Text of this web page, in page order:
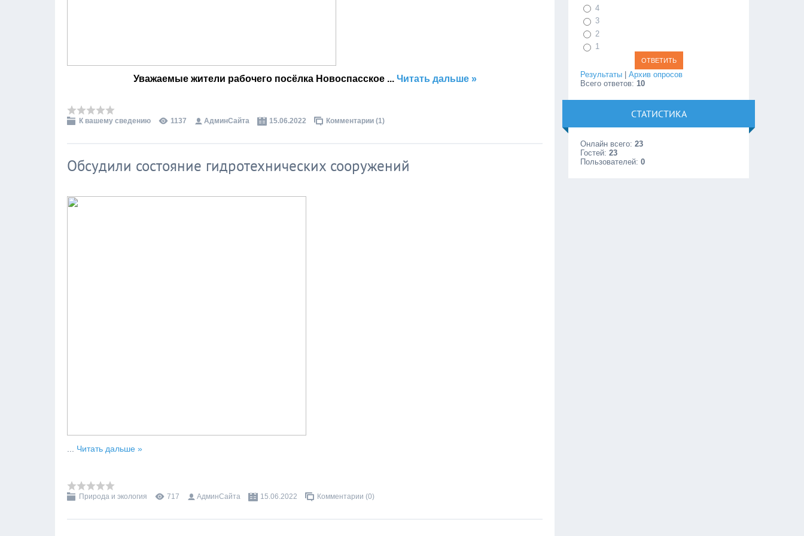
Уважаемые жители рабочего посёлка Новоспасское ... Читать дальше »
К вашему сведению 1137 АдминСайта 15.06.2022 Комментарии (1)
Обсудили состояние гидротехнических сооружений
Читать дальше »
Природа и экология 717 АдминСайта 15.06.2022 Комментарии (0)
4
3
2
1
Результаты |Архив опросов
Всего ответов: 10
СТАТИСТИКА
Онлайн всего:23
Гостей:23
Пользователей:0